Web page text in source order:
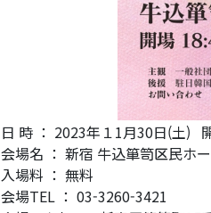
日 時 ： 2023年１1月30日(土)
会場名 ： 新宿 牛込箪笥区民ホ
入場料 ： 無料
会場TEL ： 03-3260-3421